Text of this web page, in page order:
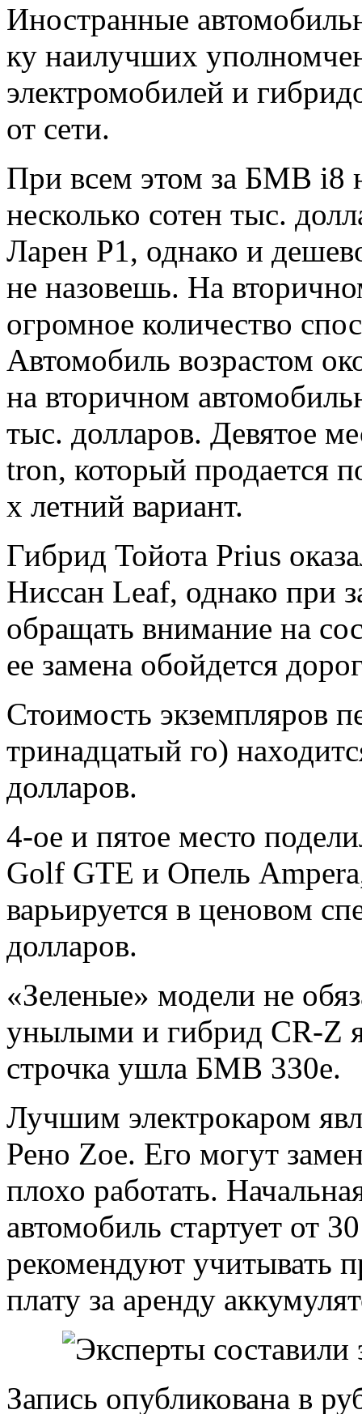
Иностранные
ку наилучших
электромобилей и
от сети.
При всем этом за БМВ i8
несколько сотен тыс.
Ларен P1, однако и
не назовешь. На
огромное количество
Автомобиль возрастом
на вторичном
тыс. долларов. Девятое
tron, который продается
х летний вариант.
Гибрид Тойота Prius
Ниссан Leaf, однако при
обращать внимание на
ее замена обойдется
Стоимость экземпляров
тринадцатый го)
долларов.
4-ое и пятое место
Golf GTE и Опель
варьируется в ценовом
долларов.
«Зеленые» модели не
унылыми и гибрид CR-Z
строчка ушла БМВ 330e.
Лучшим электрокаром
Рено Zoe. Его могут
плохо работать.
автомобиль стартует от
рекомендуют учитывать
плату за аренду
Запись опубликована в